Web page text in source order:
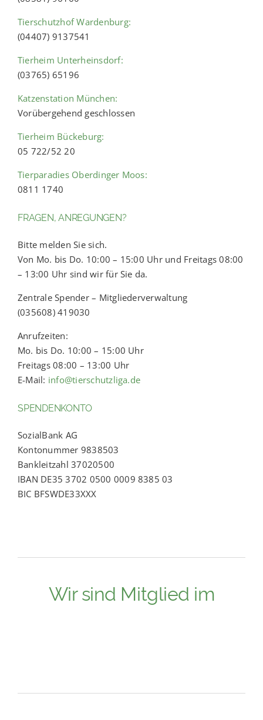
Tierschutzhof Wardenburg:
(04407) 9137541
Tierheim Unterheinsdorf:
(03765) 65196
Katzenstation München:
Vorübergehend geschlossen
Tierheim Bückeburg:
05 722/52 20
Tierparadies Oberdinger Moos:
0811 1740
FRAGEN, ANREGUNGEN?
Bitte melden Sie sich.
Von Mo. bis Do. 10:00 – 15:00 Uhr und Freitags 08:00
– 13:00 Uhr sind wir für Sie da.
Zentrale Spender – Mitgliederverwaltung
(035608) 419030
Anrufzeiten:
Mo. bis Do. 10:00 – 15:00 Uhr
Freitags 08:00 – 13:00 Uhr
E-Mail: info@tierschutzliga.de
SPENDENKONTO
SozialBank AG
Kontonummer 9838503
Bankleitzahl 37020500
IBAN DE35 3702 0500 0009 8385 03
BIC BFSWDE33XXX
Wir sind Mitglied im